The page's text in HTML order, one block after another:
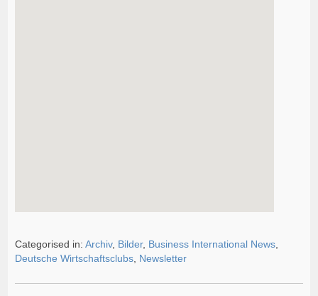
Categorised in:Archiv, Bilder, Business International News
Deutsche Wirtschaftsclubs Newsletter